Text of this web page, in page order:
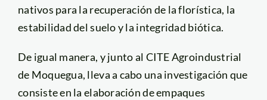
nativos para la recuperación de la florística, la
estabilidad del suelo y la integridad biótica.
De igual manera, y junto al CITE Agroindustrial
de Moquegua, lleva a cabo una investigación que
consiste en la elaboración de empaques